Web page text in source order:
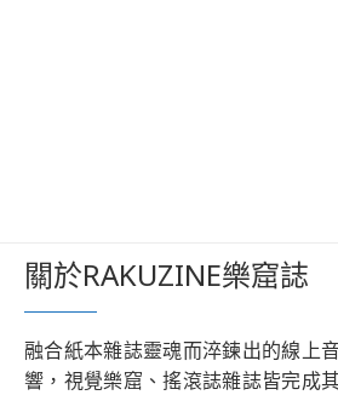
關於RAKUZINE樂窟誌
融合紙本雜誌靈魂而淬鍊出的線上
響，視覺樂窟、搖滾誌雜誌皆完成